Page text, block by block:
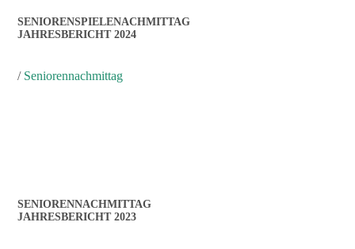
SENIORENSPIELENACHMITTAG
JAHRESBERICHT 2024
/ Seniorennachmittag
SENIORENNACHMITTAG
JAHRESBERICHT 2023